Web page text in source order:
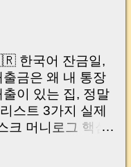
한국어 잔금일,
금은 왜 내 통장
이 있는 집, 정말
스트 3가지 실제
크 머니로그 핵심